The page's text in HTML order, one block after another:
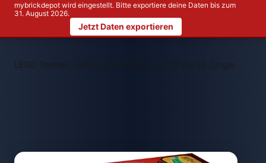
mybrickdepot wird eingestellt. Bitte exportiere deine Daten bis zum
31. August 2026.
Jetzt Daten exportieren
LEGO Themen > LEGO 70752 Jungle Trap